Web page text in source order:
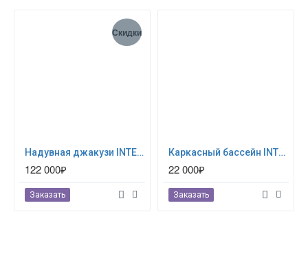
Скидки
Надувная джакузи INTEX PureSpa Jet and Bubble Deluxe 218x71см-6 персон ; артикул 28462
122 000₽
Заказать
Каркасный бассейн INTEX Prism Frame (круг) 3.66 х 1.22 м ; артикул 26718
22 000₽
Заказать